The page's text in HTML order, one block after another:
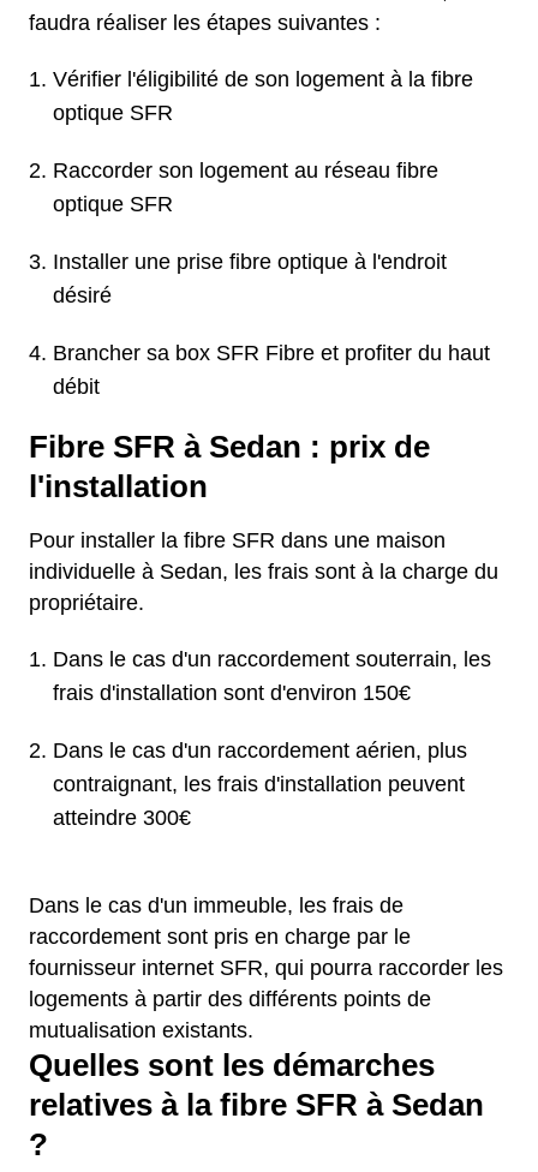
faudra réaliser les étapes suivantes :
Vérifier l'éligibilité de son logement à la fibre
optique SFR
Raccorder son logement au réseau fibre
optique SFR
Installer une prise fibre optique à l'endroit
désiré
Brancher sa box SFR Fibre et profiter du haut
débit
Fibre SFR à Sedan : prix de
l'installation
Pour installer la fibre SFR dans une maison
individuelle à Sedan, les frais sont à la charge du
propriétaire.
Dans le cas d'un raccordement souterrain, les
frais d'installation sont d'environ 150€
Dans le cas d'un raccordement aérien, plus
contraignant, les frais d'installation peuvent
atteindre 300€
Dans le cas d'un immeuble, les frais de
raccordement sont pris en charge par le
fournisseur internet SFR, qui pourra raccorder les
logements à partir des différents points de
mutualisation existants.
Quelles sont les démarches
relatives à la fibre SFR à Sedan
?